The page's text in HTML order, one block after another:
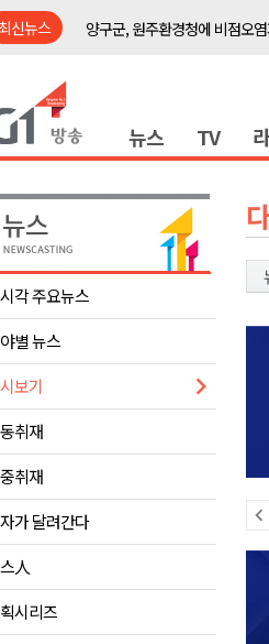
신뉴스
양구군, 원주환경청에 비점오
원주시, 하반기 중소기업육성
태백시, 28~29일 제5회 황부자
오늘 극한폭염 계속..낮 최고 ‘
썩고, 무르고..농산물 피해 속출
양구군, 원주환경청에 비점오
<강원랜드> 관광객이 인구 3배
<강원랜드> 마카오 카지노 "
강원도립대학교, 하반기 평생
태백시, 28~29일 제5회 황부
오늘 극한폭염 계속..낮 최고 ‘영
뉴스 TV
각 주요뉴스
별 뉴스
보기
취재
취재
가 달려간다
人
시리즈
이